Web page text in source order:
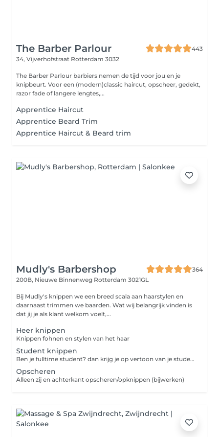
The Barber Parlour
443
34, Vijverhofstraat Rotterdam 3032
The Barber Parlour barbiers nemen de tijd voor jou en je
knipbeurt. Voor een (modern)classic haircut, opscheer, gedekt,
razor fade of langere lengtes,...
Apprentice Haircut
Apprentice Beard Trim
Apprentice Haircut & Beard trim
Mudly's Barbershop
364
200B, Nieuwe Binnenweg Rotterdam 3021GL
Bij Mudly's knippen we een breed scala aan haarstylen en
daarnaast trimmen we baarden. Wat wij belangrijk vinden is
dat jij je als klant welkom voelt,...
Heer knippen
Knippen fohnen en stylen van het haar
Student knippen
Ben je fulltime student? dan krijg je op vertoon van je studentenpas korting op je knipbeurt.
Opscheren
Alleen zij en achterkant opscheren/opknippen (bijwerken)